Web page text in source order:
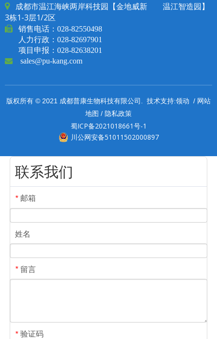

成都市温江海峡两岸科技园【金地威新 温江智造园】
3栋1-3层1/2区
 销售电话： 028-82550498
人力行政：028-82697901
项目申报：028-82638201
 sales@pu-kang.com
版权所有 © 2021 成都普康生物科技有限公司. 技术支持:领动 / 网站
地图 / 隐私政策
蜀ICP备2021018661号-1
川公网安备51011502000897
联系我们
* 邮箱
姓名
* 留言
* 验证码